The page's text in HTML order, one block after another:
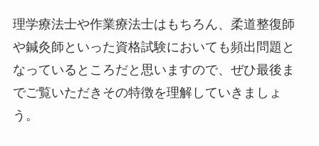
理学療法士や作業療法士はもちろん、柔道整復師
や鍼灸師といった資格試験においても頻出問題と
なっているところだと思いますので、ぜひ最後ま
でご覧いただきその特徴を理解していきましょ
う。